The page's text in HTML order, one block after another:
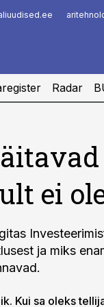
Radar
ei
ja miks
Kui sa oleks